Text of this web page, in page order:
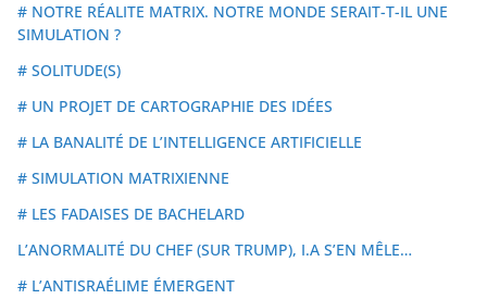
# NOTRE RÉALITE MATRIX. NOTRE MONDE SERAIT-T-IL UNE
SIMULATION ?
# SOLITUDE(S)
# UN PROJET DE CARTOGRAPHIE DES IDÉES
# LA BANALITÉ DE L’INTELLIGENCE ARTIFICIELLE
# SIMULATION MATRIXIENNE
# LES FADAISES DE BACHELARD
L’ANORMALITÉ DU CHEF (SUR TRUMP), I.A S’EN MÊLE…
# L’ANTISRAÉLIME ÉMERGENT